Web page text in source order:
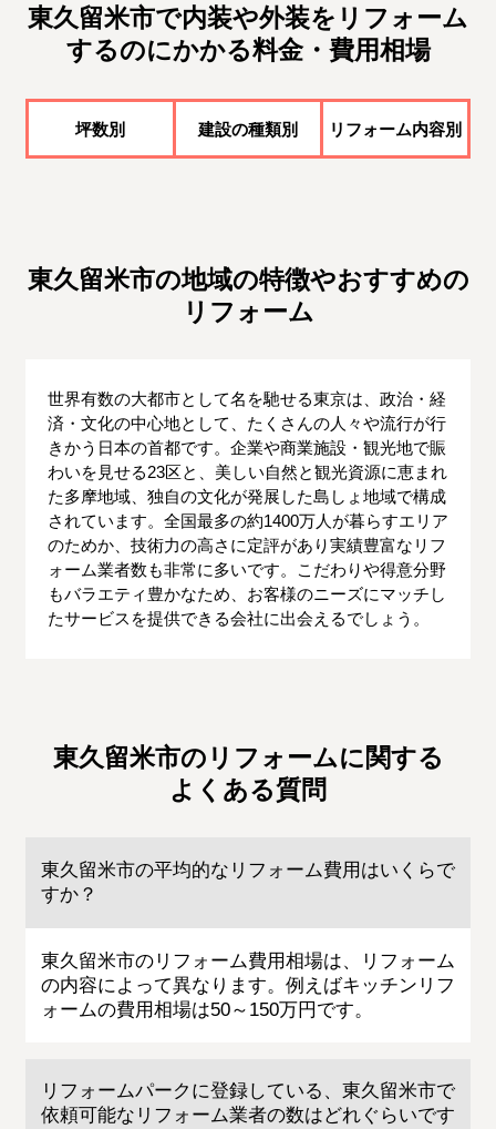
東久留米市で内装や外装をリフォーム
するのにかかる料金・費用相場
坪数別 建設の種類別 リフォーム内容別
東久留米市の地域の特徴やおすすめの
リフォーム
世界有数の大都市として名を馳せる東京は、政治・経
済・文化の中心地として、たくさんの人々や流行が行
きかう日本の首都です。企業や商業施設・観光地で賑
わいを見せる23区と、美しい自然と観光資源に恵まれ
た多摩地域、独自の文化が発展した島しょ地域で構成
されています。全国最多の約1400万人が暮らすエリア
のためか、技術力の高さに定評があり実績豊富なリフ
ォーム業者数も非常に多いです。こだわりや得意分野
もバラエティ豊かなため、お客様のニーズにマッチし
たサービスを提供できる会社に出会えるでしょう。
東久留米市のリフォームに関する
よくある質問
東久留米市の平均的なリフォーム費用はいくらで
すか？
東久留米市のリフォーム費用相場は、リフォーム
の内容によって異なります。例えばキッチンリフ
ォームの費用相場は50～150万円です。
リフォームパークに登録している、東久留米市で
依頼可能なリフォーム業者の数はどれぐらいです